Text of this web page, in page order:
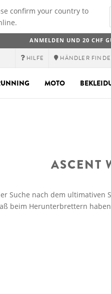
confirm your country to
ANMELDEN UND 20 CHF
HILFE HÄNDLER
MOTO
ASCENT
Suche nach dem
beim Herunterbrettern